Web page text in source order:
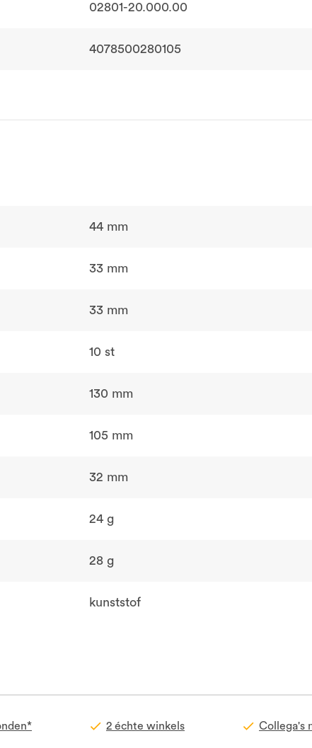
02801-20.000.00
4078500280105
44 mm
33 mm
33 mm
10 st
130 mm
105 mm
32 mm
24 g
28 g
kunststof
2 échte winkels Collega's